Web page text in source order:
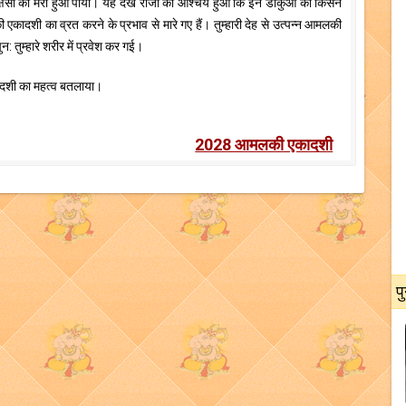
एकादशी का व्रत करने के प्रभाव से मारे गए हैं। तुम्हारी देह से उत्पन्न आमलकी
तुम्हारे शरीर में प्रवेश कर गई।
का महत्व बतलाया।
2028 आमलकी एकादशी